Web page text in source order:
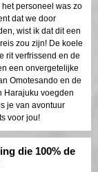
personeel was zo
dat we door
wist ik dat dit een
zou zijn! De koele
rit verfrissend en de
een onvergetelijke
Omotesando en de
Harajuku voegden
je van avontuur
voor jou!
die 100% de